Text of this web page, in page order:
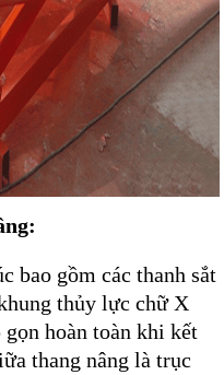
bao gồm các thanh sắt
thủy lực chữ X
hoàn toàn khi kết
thang nâng là trục